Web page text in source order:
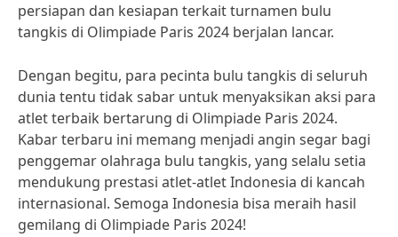
persiapan dan kesiapan terkait turnamen bulu
tangkis di Olimpiade Paris 2024 berjalan lancar.
Dengan begitu, para pecinta bulu tangkis di seluruh
dunia tentu tidak sabar untuk menyaksikan aksi para
atlet terbaik bertarung di Olimpiade Paris 2024.
Kabar terbaru ini memang menjadi angin segar bagi
penggemar olahraga bulu tangkis, yang selalu setia
mendukung prestasi atlet-atlet Indonesia di kancah
internasional. Semoga Indonesia bisa meraih hasil
gemilang di Olimpiade Paris 2024!